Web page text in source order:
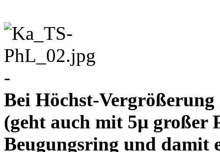
-
Bei Höchst-
(geht auch mit 5µ großer
Beugungsring und damit